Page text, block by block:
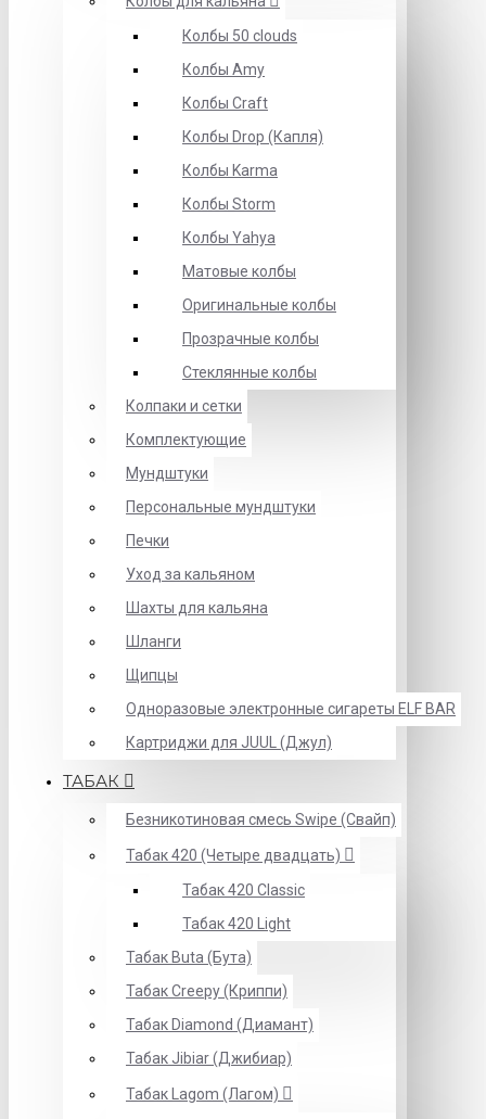
Колбы 50 clouds
Колбы Amy
Колбы Craft
Колбы Drop (Капля)
Колбы Karma
Колбы Storm
Колбы Yahya
Матовые колбы
Оригинальные колбы
Прозрачные колбы
Стеклянные колбы
Колпаки и сетки
Комплектующие
Мундштуки
Персональные мундштуки
Печки
Уход за кальяном
Шахты для кальяна
Шланги
Щипцы
Одноразовые электронные сигареты ELF BAR
Картриджи для JUUL (Джул)
ТАБАК
Безникотиновая смесь Swipe (Свайп)
Табак 420 (Четыре двадцать)
Табак 420 Classic
Табак 420 Light
Табак Buta (Бута)
Табак Creepy (Криппи)
Табак Diamond (Диамант)
Табак Jibiar (Джибиар)
Табак Lagom (Лагом)